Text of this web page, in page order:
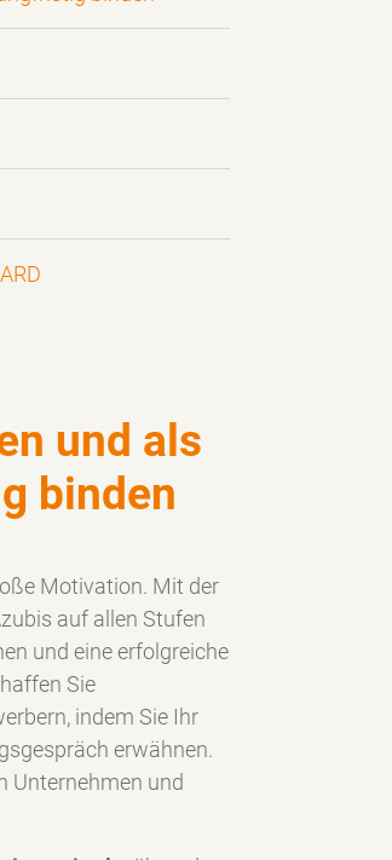
und als
binden
Motivation. Mit der
auf allen Stufen
und eine erfolgreiche
Sie
indem Sie Ihr
erwähnen.
Unternehmen und